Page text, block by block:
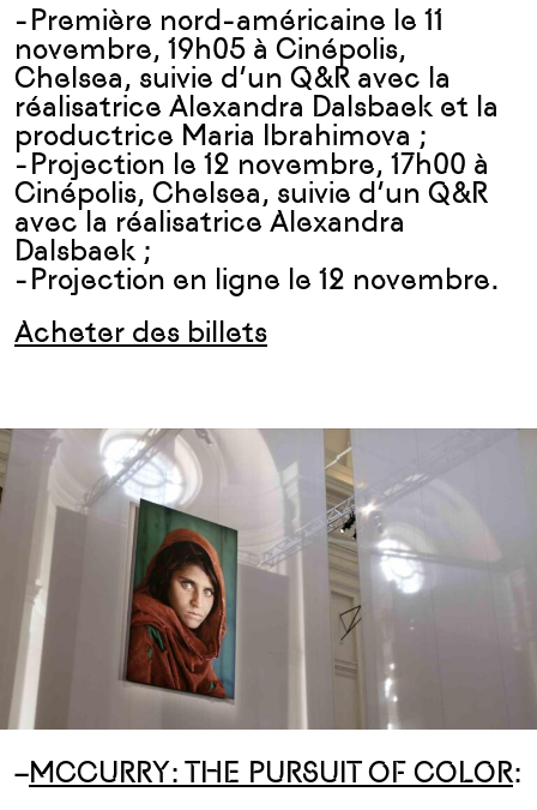
-Première nord-américaine le 11
novembre, 19h05 à Cinépolis,
Chelsea, suivie d’un Q&R avec la
réalisatrice Alexandra Dalsbaek et la
productrice Maria Ibrahimova ;
-Projection le 12 novembre, 17h00 à
Cinépolis, Chelsea, suivie d’un Q&R
avec la réalisatrice Alexandra
Dalsbaek ;
-Projection en ligne le 12 novembre.
Acheter des billets
–MCCURRY: THE PURSUIT OF COLOR: